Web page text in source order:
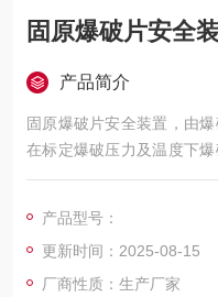
固原爆破片安全
产品简介
固原爆破片安全装置，由
在标定爆破压力及温度下
适当部位装接夹持膜片的辅
产品型号：
更新时间：2025-08-15
厂商性质：生产厂家